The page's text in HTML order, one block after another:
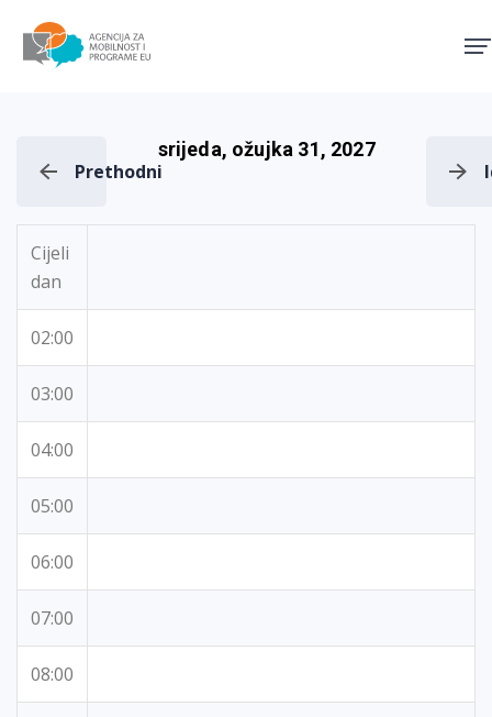
Prethodni
srijeda, ožujka 31, 2027
Cijeli
dan
02:00
03:00
04:00
05:00
06:00
07:00
08:00